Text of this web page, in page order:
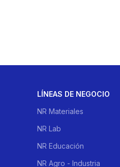
LÍNEAS DE NEGOCIO
NR Materiales
NR Lab
NR Educación
NR Agro - Industria